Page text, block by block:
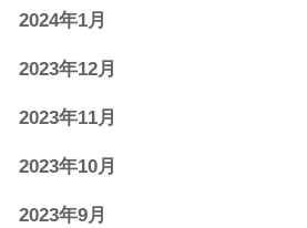
2024年1月
2023年12月
2023年11月
2023年10月
2023年9月